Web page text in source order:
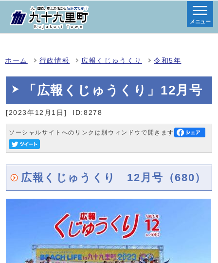
メニュー
ホーム 行政情報 広報くじゅうくり 令和5年
「広報くじゅうくり」12月号
[2023年12月1日] ID:8278
ソーシャルサイトへのリンクは別ウィンドウで開きます
広報くじゅうくり 12月号（680）